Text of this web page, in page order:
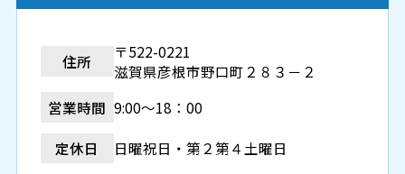
住所
〒522-0221
滋賀県彦根市野口町２８３－２
営業時間 9:00～18：00
定休日 日曜祝日・第２第４土曜日